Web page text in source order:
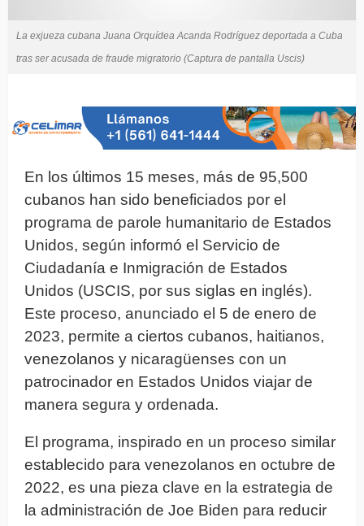
La exjueza cubana Juana Orquídea Acanda Rodríguez deportada a Cuba
tras ser acusada de fraude migratorio (Captura de pantalla Uscis)
En los últimos 15 meses, más de 95,500
cubanos han sido beneficiados por el
programa de parole humanitario de Estados
Unidos, según informó el Servicio de
Ciudadanía e Inmigración de Estados
Unidos (USCIS, por sus siglas en inglés).
Este proceso, anunciado el 5 de enero de
2023, permite a ciertos cubanos, haitianos,
venezolanos y nicaragüenses con un
patrocinador en Estados Unidos viajar de
manera segura y ordenada.
El programa, inspirado en un proceso similar
establecido para venezolanos en octubre de
2022, es una pieza clave en la estrategia de
la administración de Joe Biden para reducir